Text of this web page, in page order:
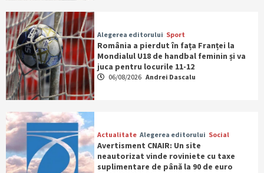
Alegerea editorului Sport
România a pierdut în fața Franței la
Mondialul U18 de handbal feminin și va
juca pentru locurile 11-12
06/08/2026 Andrei Dascalu
Actualitate Alegerea editorului Social
Avertisment CNAIR: Un site
neautorizat vinde roviniete cu taxe
suplimentare de până la 90 de euro